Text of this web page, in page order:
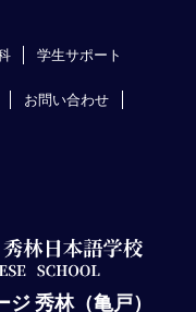
学生サポート
お問い合わせ
秀林（亀戸）